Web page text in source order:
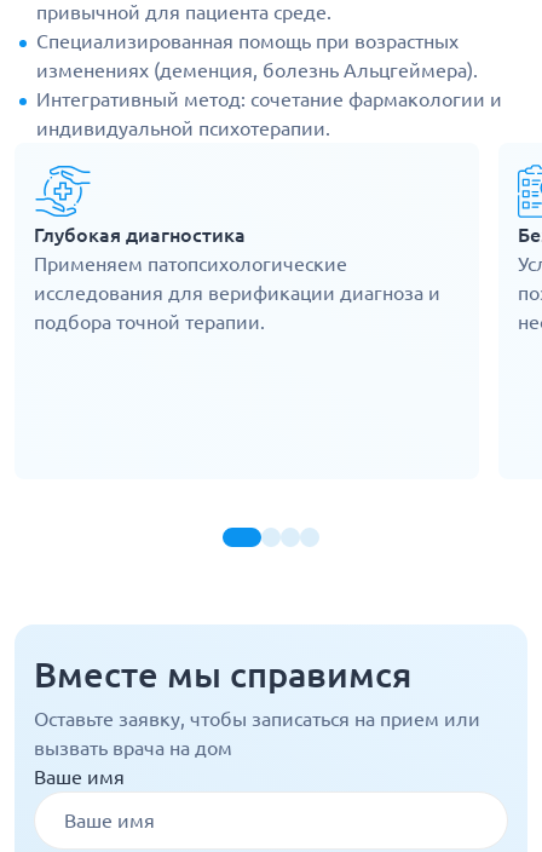
привычной для пациента среде.
Специализированная помощь при возрастных
изменениях (деменция, болезнь Альцгеймера).
Интегративный метод: сочетание фармакологии и
индивидуальной психотерапии.
Глубокая диагностика
Применяем патопсихологические
исследования для верификации диагноза и
подбора точной терапии.
Вместе мы справимся
Оставьте заявку, чтобы записаться на прием или
вызвать врача на дом
Ваше имя